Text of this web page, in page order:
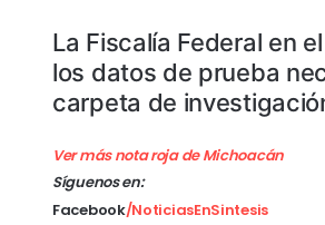
La Fiscalía Federal en
los datos de prueba
carpeta de
Ver más nota roja de Michoacán
Síguenos en:
Facebook/NoticiasEnSintesis